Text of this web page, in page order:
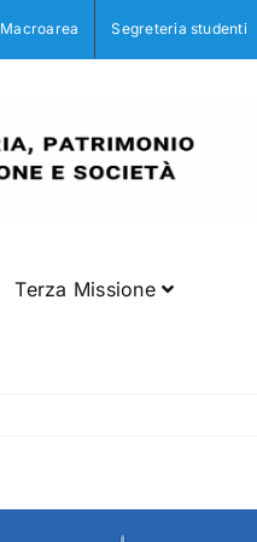
Macroarea Segreteria studenti
Terza Missione